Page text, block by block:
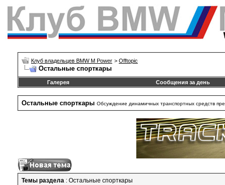
Клуб владельцев BMW M Power > Offtopic
Остальные спорткары
Галерея Сообщения за день
Остальные спорткары Обсуждение динамичных транспортных средств
Темы раздела : Остальные спорткары